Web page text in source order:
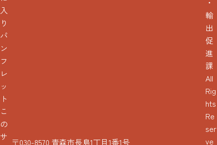
入
り
パ
ン
フ
レ
ッ
ト
こ
の
サ 〒030-8570 青森市長島1丁目1番1号
輸
出
促
進
課
All
Rig
hts
Re
ser
ve